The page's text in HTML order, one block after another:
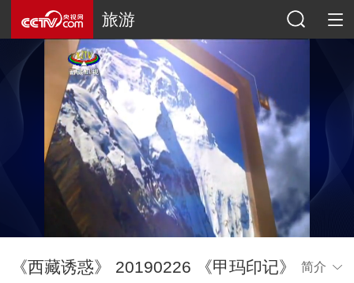
旅游
《西藏诱惑》 20190226 《甲玛印记》
简介